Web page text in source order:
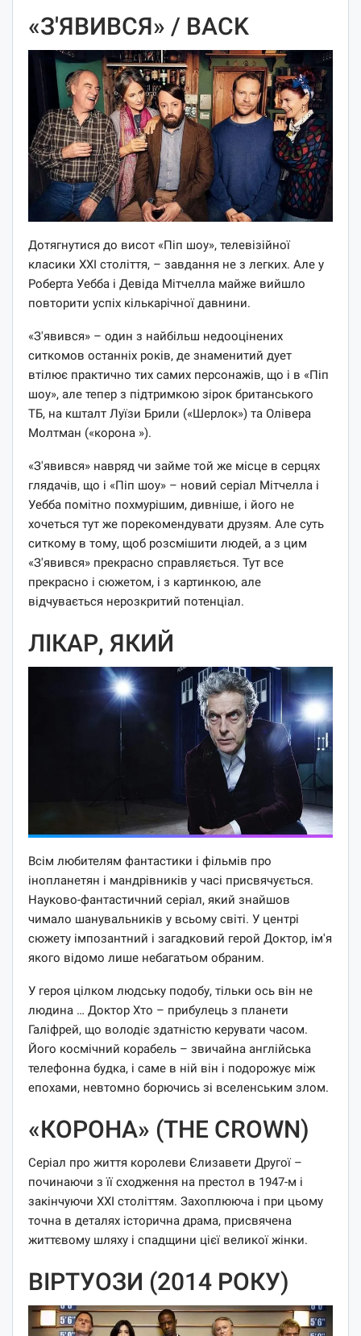
«З'ЯВИВСЯ» / BACK
Дотягнутися до висот «Піп шоу», телевізійної
класики XXI століття, – завдання не з легких. Але у
Роберта Уебба і Девіда Мітчелла майже вийшло
повторити успіх кількарічної давнини.
«З'явився» – один з найбільш недооцінених
ситкомов останніх років, де знаменитий дует
втілює практично тих самих персонажів, що і в «Піп
шоу», але тепер з підтримкою зірок британського
ТБ, на кшталт Луїзи Брили («Шерлок») та Олівера
Молтман («корона »).
«З'явився» навряд чи займе той же місце в серцях
глядачів, що і «Піп шоу» – новий серіал Мітчелла і
Уебба помітно похмурішим, дивніше, і його не
хочеться тут же порекомендувати друзям. Але суть
ситкому в тому, щоб розсмішити людей, а з цим
«З'явився» прекрасно справляється. Тут все
прекрасно і сюжетом, і з картинкою, але
відчувається нерозкритий потенціал.
ЛІКАР, ЯКИЙ
Всім любителям фантастики і фільмів про
інопланетян і мандрівників у часі присвячується.
Науково-фантастичний серіал, який знайшов
чимало шанувальників у всьому світі. У центрі
сюжету імпозантний і загадковий герой Доктор, ім'я
якого відомо лише небагатьом обраним.
У героя цілком людську подобу, тільки ось він не
людина … Доктор Хто – прибулець з планети
Галіфрей, що володіє здатністю керувати часом.
Його космічний корабель – звичайна англійська
телефонна будка, і саме в ній він і подорожує між
епохами, невтомно борючись зі вселенським злом.
«КОРОНА» (THE CROWN)
Серіал про життя королеви Єлизавети Другої –
починаючи з її сходження на престол в 1947-м і
закінчуючи XXI століттям. Захоплююча і при цьому
точна в деталях історична драма, присвячена
життєвому шляху і спадщини цієї великої жінки.
ВІРТУОЗИ (2014 РОКУ)